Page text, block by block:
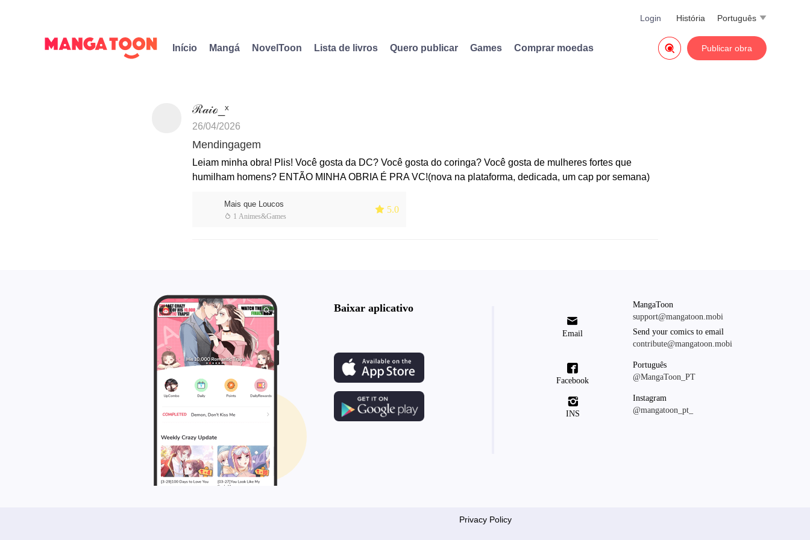
Português 
História
Login
Início Mangá NovelToon Lista de livros Quero publicar Games Comprar moedas Publicar obra

ℛ𝒶𝒾ℴ_ˣ
26/04/2026
Mendingagem
Leiam minha obra! Plis! Você gosta da DC? Você gosta do coringa? Você gosta de mulheres fortes que
humilham homens? ENTÃO MINHA OBRIA É PRA VC!(nova na plataforma, dedicada, um cap por semana)
Mais que Loucos
 1 Animes&Games
 5.0
Baixar aplicativo

Email
MangaToon
support@mangatoon.mobi
Send your comics to email
contribute@mangatoon.mobi

Facebook
Português
@MangaToon_PT

INS
Instagram
@mangatoon_pt_
Privacy Policy